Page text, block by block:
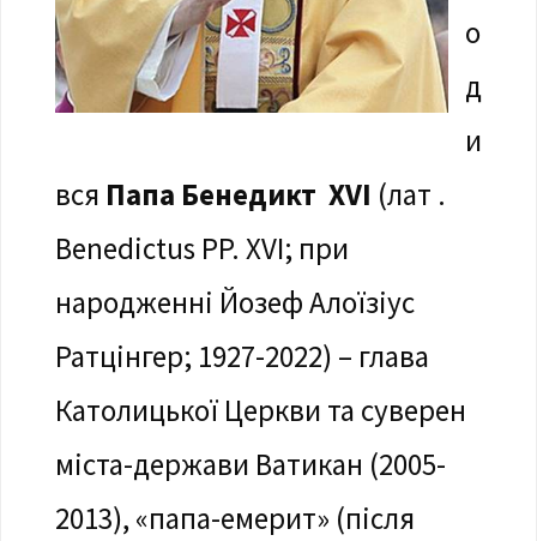
о
д
и
вся Папа Бенедикт XVI (лат .
Benedictus PP. XVI; при
народженні Йозеф Алоїзіус
Ратцінгер; 1927-2022) – глава
Католицької Церкви та суверен
міста-держави Ватикан (2005-
2013), «папа-емерит» (після